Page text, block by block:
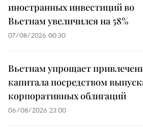
иностранных инвестиций во
Вьетнам увеличился на 58%
07/08/2026 00:30
Вьетнам упрощает
капитала посредством
корпоративных облигаций
06/08/2026 23:00